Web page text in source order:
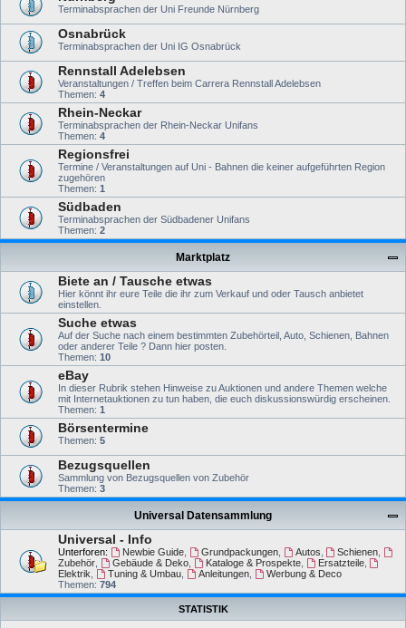
Terminabsprachen der Uni Freunde Nürnberg
Osnabrück
Terminabsprachen der Uni IG Osnabrück
Rennstall Adelebsen
Veranstaltungen / Treffen beim Carrera Rennstall Adelebsen
Themen: 4
Rhein-Neckar
Terminabsprachen der Rhein-Neckar Unifans
Themen: 4
Regionsfrei
Termine / Veranstaltungen auf Uni - Bahnen die keiner aufgeführten Region
zugehören
Themen: 1
Südbaden
Terminabsprachen der Südbadener Unifans
Themen: 2
Marktplatz
Biete an / Tausche etwas
Hier könnt ihr eure Teile die ihr zum Verkauf und oder Tausch anbietet
einstellen.
Suche etwas
Auf der Suche nach einem bestimmten Zubehörteil, Auto, Schienen, Bahnen
oder anderer Teile ? Dann hier posten.
Themen: 10
eBay
In dieser Rubrik stehen Hinweise zu Auktionen und andere Themen welche
mit Internetauktionen zu tun haben, die euch diskussionswürdig erscheinen.
Themen: 1
Börsentermine
Themen: 5
Bezugsquellen
Sammlung von Bezugsquellen von Zubehör
Themen: 3
Universal Datensammlung
Universal - Info
Unterforen: Newbie Guide, Grundpackungen, Autos Schienen
Zubehör
Gebäude & Deko, Kataloge & Prospekte, Ersatzteile,
Elektrik
Tuning & Umbau, Anleitungen,
Werbung & Deco
Themen: 794
STATISTIK